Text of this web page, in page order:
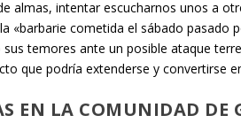
almas, intentar escucharnos unos a
«barbarie cometida el sábado pasado
sus temores ante un posible ataque
que podría extenderse y convertirse
EN LA COMUNIDAD DE